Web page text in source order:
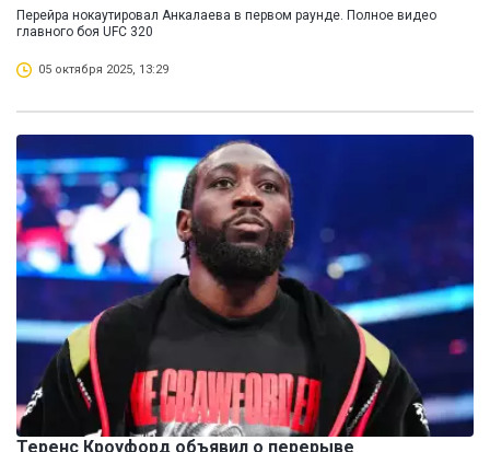
Перейра нокаутировал Анкалаева в первом раунде. Полное видео
главного боя UFC 320
05 октября 2025, 13:29
Теренс Кроуфорд объявил о перерыве